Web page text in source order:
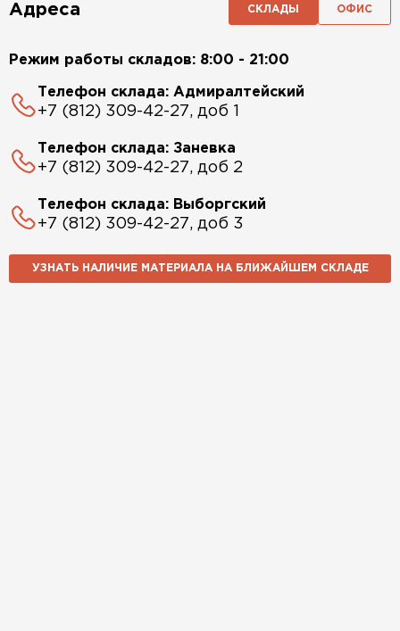
Адреса СКЛАДЫ ОФИС
Режим работы складов: 8:00 - 21:00
Телефон склада: Адмиралтейский
+7 (812) 309-42-27, доб 1
Телефон склада: Заневка
+7 (812) 309-42-27, доб 2
Телефон склада: Выборгский
+7 (812) 309-42-27, доб 3
УЗНАТЬ НАЛИЧИЕ МАТЕРИАЛА НА БЛИЖАЙШЕМ СКЛАДЕ